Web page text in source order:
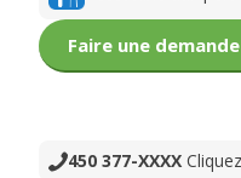
Faire une
450 377-XXXX